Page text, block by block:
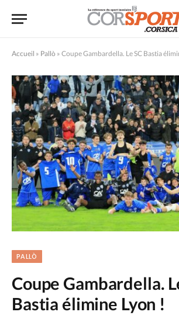
Accueil » Pallò » Coupe Gambardella. Le SC Bastia
PALLÒ
Coupe Gambardella.
Bastia élimine Lyon !